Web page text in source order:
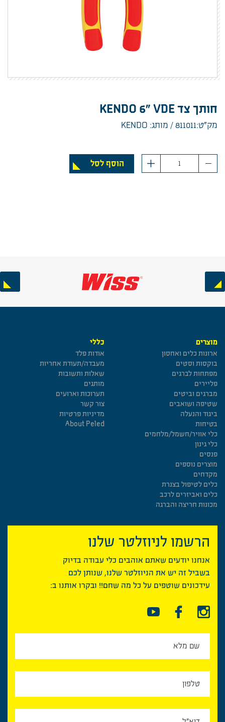
חותך צד KENDO 6" VDE
מק”ט:811011 מותג: KENDO
הוסף לסל
Previous
Next
מוצרים
ארונות כלים ואחסון
בוקסות וסטים
מפתחות לברגים
פליירים
מברגים וביטים
שטיפה ושואבים
ביגוד והנעלה
בטיחות
כלי אוויר/חשמל/מלחמים
כלי גינון
פנסים
מוצרים נוספים
מקדחים
כלים לטיפול בצנרת
כלים ואביזרים לרכב
מכונות חריצה והברגה
כללי
אודות פלד
מעבדה/תעודת אחריות
שאלות ותשובות
מותגים
תערוכות וארועים
צור קשר
מדיניות פרטיות
About Peled
הרשמו לניוזלטר שלנו
אנחנו יודעים שאתם אוהבים כלי עבודה בדיוק
בשביל זה יש את הניוזלטר שלנו, שנותן לכם
עידכונים שוטפים על כל מה שחם!! ובקרו אותנו ב: